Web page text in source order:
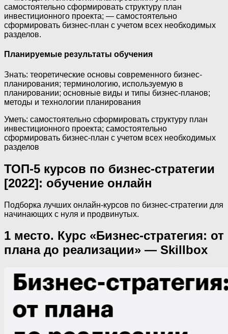
самостоятельно сформировать структуру план
инвестиционного проекта; — самостоятельно
сформировать бизнес-план с учетом всех необходимых
разделов.
Планируемые результаты обучения
Знать: теоретические основы современного бизнес-
планирования; терминологию, используемую в
планировании; основные виды и типы бизнес-планов;
методы и технологии планирования
Уметь: самостоятельно сформировать структуру план
инвестиционного проекта; самостоятельно
сформировать бизнес-план с учетом всех необходимых
разделов
ТОП-5 курсов по бизнес-стратегии
[2022]: обучение онлайн
Подборка лучших онлайн-курсов по бизнес-стратегии для
начинающих с нуля и продвинутых.
1 место. Курс «Бизнес-стратегия: от
плана до реализации» — Skillbox